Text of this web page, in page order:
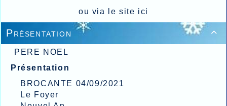
ou via le site ici

Présentation
PERE NOEL
Présentation
BROCANTE 04/09/2021
Le Foyer